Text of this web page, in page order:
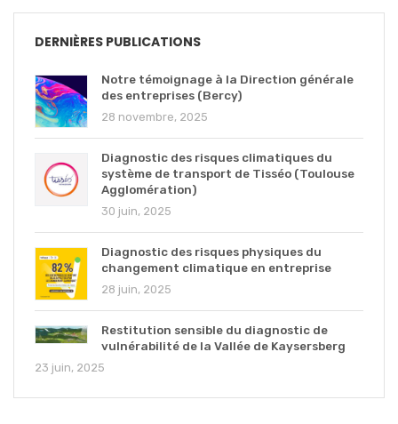
DERNIÈRES PUBLICATIONS
Notre témoignage à la Direction générale
des entreprises (Bercy)
28 novembre, 2025
Diagnostic des risques climatiques du
système de transport de Tisséo (Toulouse
Agglomération)
30 juin, 2025
Diagnostic des risques physiques du
changement climatique en entreprise
28 juin, 2025
Restitution sensible du diagnostic de
vulnérabilité de la Vallée de Kaysersberg
23 juin, 2025